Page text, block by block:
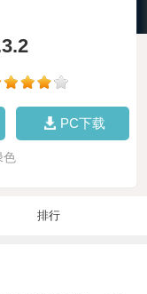
PC下载
色
排行